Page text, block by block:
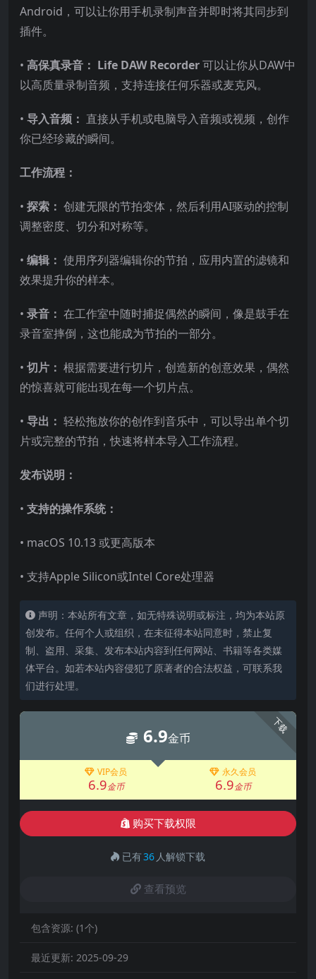
Android，可以让你用手机录制声音并即时将其同步到
插件。
• 高保真录音： Life DAW Recorder可以让你从DAW中
以高质量录制音频，支持连接任何乐器或麦克风。
• 导入音频： 直接从手机或电脑导入音频或视频，创作
你已经珍藏的瞬间。
工作流程：
• 探索： 创建无限的节拍变体，然后利用AI驱动的控制
调整密度、切分和对称等。
• 编辑： 使用序列器编辑你的节拍，应用内置的滤镜和
效果提升你的样本。
• 录音： 在工作室中随时捕捉偶然的瞬间，像是鼓手在
录音室摔倒，这也能成为节拍的一部分。
• 切片： 根据需要进行切片，创造新的创意效果，偶然
的惊喜就可能出现在每一个切片点。
• 导出： 轻松拖放你的创作到音乐中，可以导出单个切
片或完整的节拍，快速将样本导入工作流程。
发布说明：
• 支持的操作系统：
• macOS 10.13 或更高版本
• 支持Apple Silicon或Intel Core处理器
声明：本站所有文章，如无特殊说明或标注，均为本站原
创发布。任何个人或组织，在未征得本站同意时，禁止复
制、盗用、采集、发布本站内容到任何网站、书籍等各类媒
体平台。如若本站内容侵犯了原著者的合法权益，可联系我
们进行处理。
下载
6.9金币
VIP会员
6.9金币
永久会员
6.9金币
购买下载权限
已有36 人解锁下载
查看预览
包含资源: (1个)
最近更新: 2025-09-29